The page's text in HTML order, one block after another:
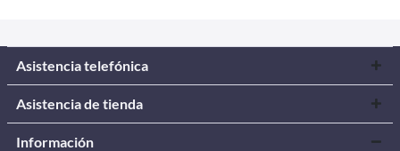
Asistencia telefónica
Asistencia de tienda
Información